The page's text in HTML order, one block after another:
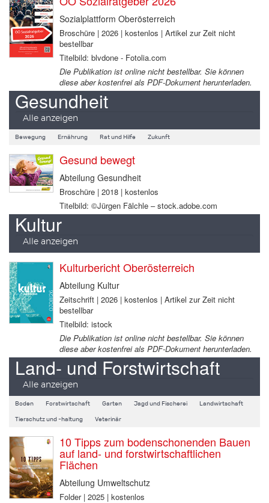
Sozialplattform Oberösterreich
Broschüre | 2026 | kostenlos | Artikel zur Zeit nicht
bestellbar
Titelbild: blvdone - Fotolia.com
Die Publikation ist online nicht bestellbar. Sie können
diese aber kostenfrei als PDF-Dokument herunterladen.
Gesundheit
Alle anzeigen
Bewegung Ernährung Rat und Hilfe Zukunft
Gesund bewegt
Abteilung Gesundheit
Broschüre | 2018 | kostenlos
Titelbild: ©Jürgen Fälchle – stock.adobe.com
Kultur
Alle anzeigen
Kulturbericht Oberösterreich
Abteilung Kultur
Zeitschrift | 2026 | kostenlos | Artikel zur Zeit nicht
bestellbar
Titelbild: istock
Die Publikation ist online nicht bestellbar. Sie können
diese aber kostenfrei als PDF-Dokument herunterladen.
Land- und Forstwirtschaft
Alle anzeigen
Boden Forstwirtschaft Garten Jagd und Fischerei Landwirtschaft
Tierschutz und -haltung Veterinär
10 Tipps zum bodenschonenden Bauen
auf land- und forstwirtschaftlichen
Flächen
Abteilung Umweltschutz
Folder | 2025 | kostenlos